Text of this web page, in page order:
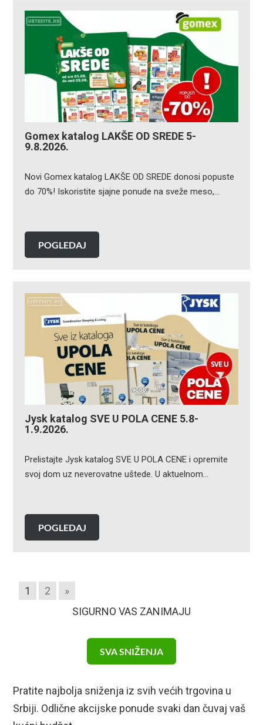
Gomex katalog LAKŠE OD SREDE 5-
9.8.2026.
Novi Gomex katalog LAKŠE OD SREDE donosi popuste
do 70%! Iskoristite sjajne ponude na sveže meso,…
POGLEDAJ
Jysk katalog SVE U POLA CENE 5.8-
1.9.2026.
Prelistajte Jysk katalog SVE U POLA CENE i opremite
svoj dom uz neverovatne uštede. U aktuelnom…
POGLEDAJ
1 2
»
SIGURNO VAS ZANIMAJU
SVA SNIŽENJA
Pratite najbolja sniženja iz svih većih trgovina u
Srbiji. Odlične akcijske ponude svaki dan čuvaj vaš